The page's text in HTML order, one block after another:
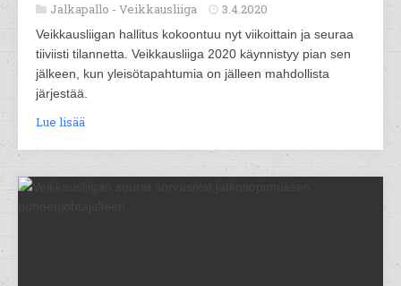
Jalkapallo - Veikkausliiga 3.4.2020
Veikkausliigan hallitus kokoontuu nyt viikoittain ja seuraa
tiiviisti tilannetta. Veikkausliiga 2020 käynnistyy pian sen
jälkeen, kun yleisötapahtumia on jälleen mahdollista
järjestää.
Lue lisää